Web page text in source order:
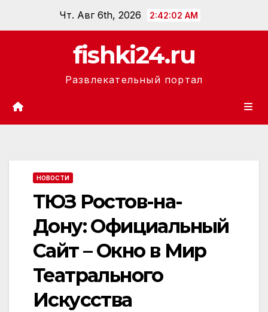
Чт. Авг 6th, 2026 2:42:03 AM
fishki24.ru
Развлекательный портал
НОВОСТИ
ТЮЗ Ростов-на-
Дону: Официальный
Сайт – Окно в Мир
Театрального
Искусства